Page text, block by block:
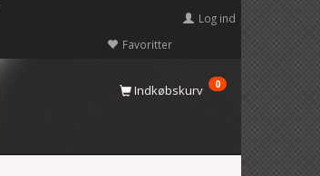
Favoritter
Log ind
Indkøbskurv 0